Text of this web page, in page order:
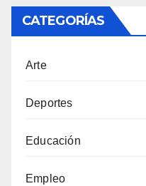
CATEGORÍAS
Arte
Deportes
Educación
Empleo